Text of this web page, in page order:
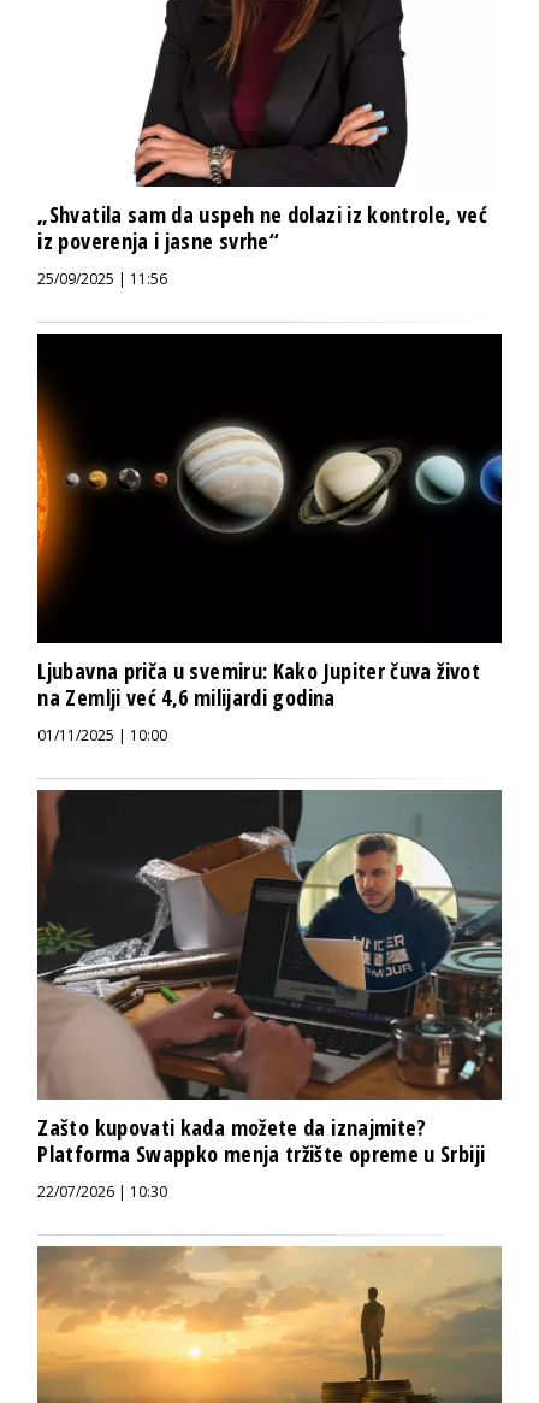
„Shvatila sam da uspeh ne dolazi iz kontrole, već
iz poverenja i jasne svrhe“
25/09/2025 | 11:56
Ljubavna priča u svemiru: Kako Jupiter čuva život
na Zemlji već 4,6 milijardi godina
01/11/2025 | 10:00
Zašto kupovati kada možete da iznajmite?
Platforma Swappko menja tržište opreme u Srbiji
22/07/2026 | 10:30